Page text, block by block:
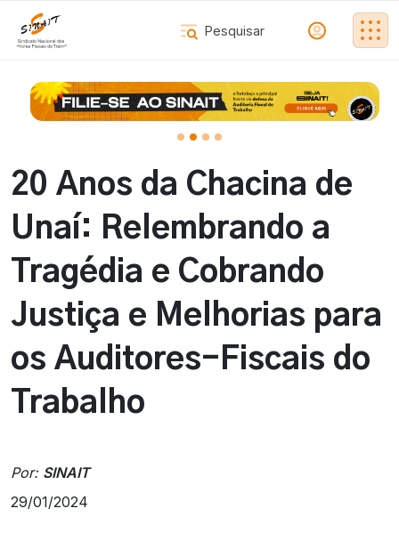
20 Anos da Chacina de
Unaí: Relembrando a
Tragédia e Cobrando
Justiça e Melhorias para
os Auditores-Fiscais do
Trabalho
Por: SINAIT
29/01/2024